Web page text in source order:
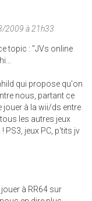
2009 à 21h33
topic : "JVs online
qui propose qu'on
nous, partant ce
jouer à la wii/ds entre
les autres jeux
jeux PC, p'tits jv
à RR64 sur